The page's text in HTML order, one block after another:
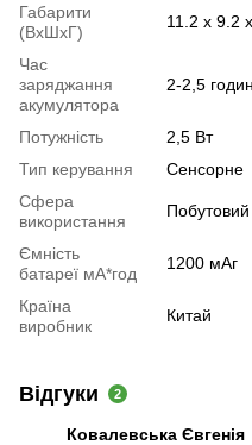
Габарити
(ВхШхГ)
11.2 х 9.2
Час
заряджання
акумулятора
2-2,5
Потужність
2,5 Вт
Тип керування
Сенсорне
Сфера
використання
Побутовий
Ємність
батареї мА*год
1200 мАг
Країна
виробник
Китай
Відгуки 2
Ковалевська Євгенія